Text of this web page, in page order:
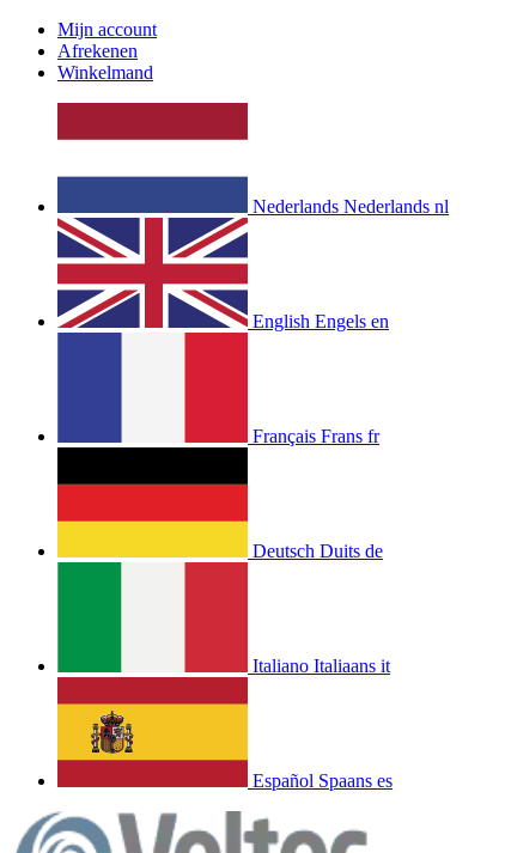
Mijn account
Afrekenen
Winkelmand
Nederlands Nederlands nl
English Engels en
Français Frans fr
Deutsch Duits de
Italiano Italiaans it
Español Spaans es